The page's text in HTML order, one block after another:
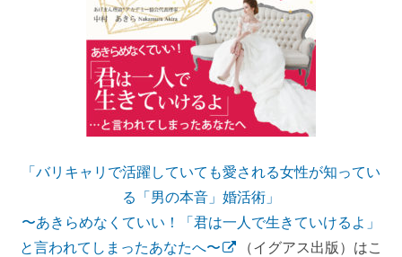
「バリキャリで活躍していても愛される女性が知ってい
る「男の本音」婚活術」
〜あきらめなくていい！「君は一人で生きていけるよ」
と言われてしまったあなたへ〜
（イグアス出版）はこ